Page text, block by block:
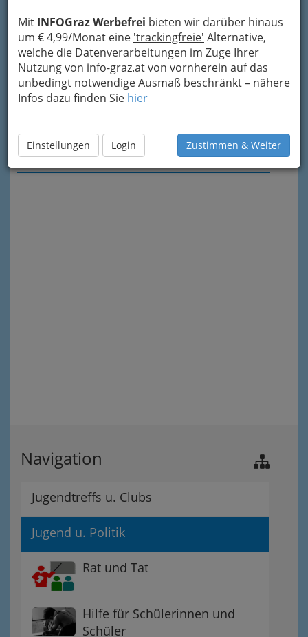
Mit INFOGraz Werbefrei bieten wir darüber hinaus
um € 4,99/Monat eine 'trackingfreie' Alternative,
welche die Datenverarbeitungen im Zuge Ihrer
Nutzung von info-graz.at von vornherein auf das
unbedingt notwendige Ausmaß beschränkt – nähere
Infos dazu finden Sie hier
Einstellungen Login Zustimmen & Weiter
Meine Nachricht senden
Navigation
Jugendtreffs u. Clubs
Jugend u. Politik
Rat und Tat
Hilfe für Schülerinnen und
Schüler